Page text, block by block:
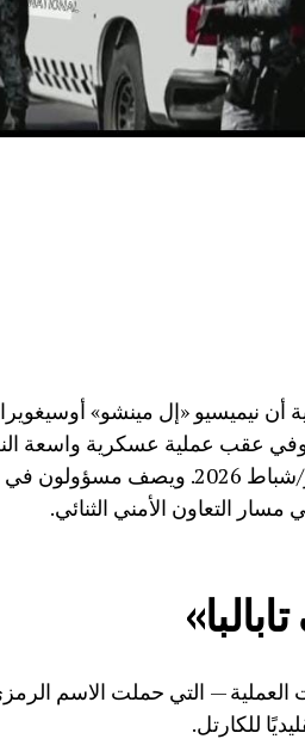
أن نيميسيو «إل مينشو»
توفي عقب عملية عسكرية واسعة
البلاد يوم الأحد 22 فبراير/شباط
مسار التعاون الأمني الثنائي.
— التي حملت الاسم الرمزي
للكارتل.